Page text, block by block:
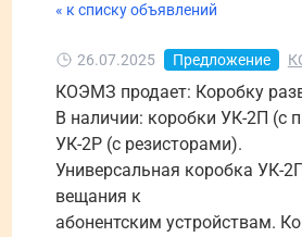
« к списку объявлений
26.07.2025 Предложение
КОЭМЗ продает: Коробку
В наличии: коробки УК-2П (с
УК-2Р (с резисторами).
Универсальная коробка УК-
вещания к
абонентским устройствам.